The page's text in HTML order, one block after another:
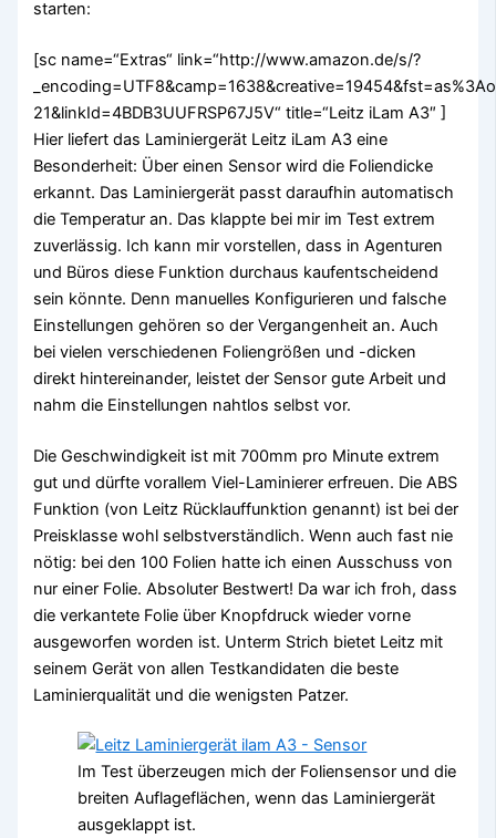
starten:
[sc name=“Extras“ link=“http://www.amazon.de/s/?
21&linkId=4BDB3UUFRSP67J5V“ title=“Leitz iLam A3″ ]
Hier liefert das Laminiergerät Leitz iLam A3 eine
Besonderheit: Über einen Sensor wird die Foliendicke
erkannt. Das Laminiergerät passt daraufhin automatisch
die Temperatur an. Das klappte bei mir im Test extrem
zuverlässig. Ich kann mir vorstellen, dass in Agenturen
und Büros diese Funktion durchaus kaufentscheidend
sein könnte. Denn manuelles Konfigurieren und falsche
Einstellungen gehören so der Vergangenheit an. Auch
bei vielen verschiedenen Foliengrößen und -dicken
direkt hintereinander, leistet der Sensor gute Arbeit und
nahm die Einstellungen nahtlos selbst vor.
Die Geschwindigkeit ist mit 700mm pro Minute extrem
gut und dürfte vorallem Viel-Laminierer erfreuen. Die ABS
Funktion (von Leitz Rücklauffunktion genannt) ist bei der
Preisklasse wohl selbstverständlich. Wenn auch fast nie
nötig: bei den 100 Folien hatte ich einen Ausschuss von
nur einer Folie. Absoluter Bestwert! Da war ich froh, dass
die verkantete Folie über Knopfdruck wieder vorne
ausgeworfen worden ist. Unterm Strich bietet Leitz mit
seinem Gerät von allen Testkandidaten die beste
Laminierqualität und die wenigsten Patzer.
Im Test überzeugen mich der Foliensensor und die
breiten Auflageflächen, wenn das Laminiergerät
ausgeklappt ist.